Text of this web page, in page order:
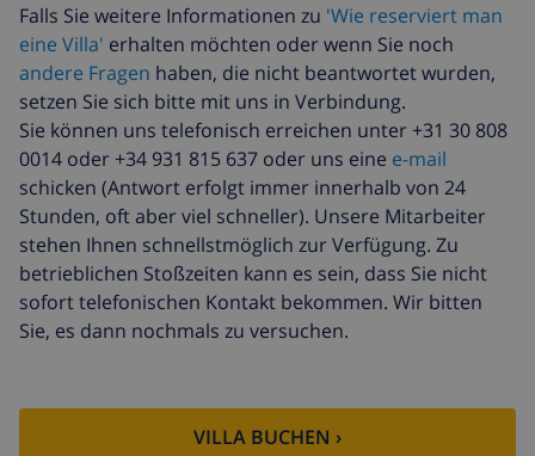
Falls Sie weitere Informationen zu 'Wie reserviert man
eine Villa' erhalten möchten oder wenn Sie noch
andere Fragen haben, die nicht beantwortet wurden,
setzen Sie sich bitte mit uns in Verbindung.
Sie können uns telefonisch erreichen unter +31 30 808
0014 oder +34 931 815 637 oder uns eine e-mail
schicken (Antwort erfolgt immer innerhalb von 24
Stunden, oft aber viel schneller). Unsere Mitarbeiter
stehen Ihnen schnellstmöglich zur Verfügung. Zu
betrieblichen Stoßzeiten kann es sein, dass Sie nicht
sofort telefonischen Kontakt bekommen. Wir bitten
Sie, es dann nochmals zu versuchen.
VILLA BUCHEN ›